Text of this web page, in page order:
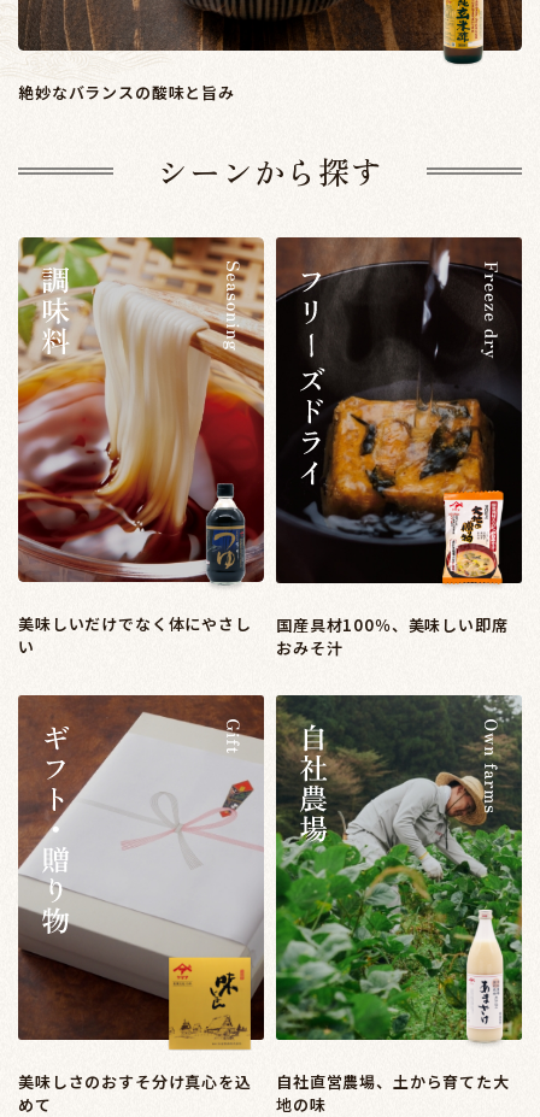
絶妙なバランスの酸味と旨み
シーンから探す
美味しいだけでなく体にやさし
い
国産具材100％、美味しい即席
おみそ汁
美味しさのおすそ分け真心を込
めて
自社直営農場、土から育てた大
地の味